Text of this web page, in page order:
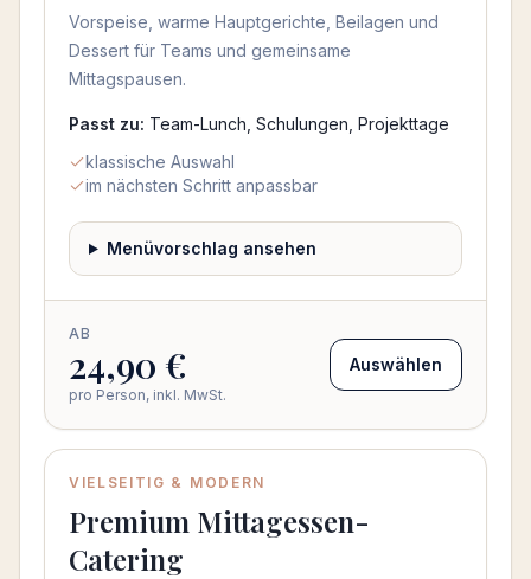
Vorspeise, warme Hauptgerichte, Beilagen und
Dessert für Teams und gemeinsame
Mittagspausen.
Passt zu: Team-Lunch, Schulungen, Projekttage
klassische Auswahl
im nächsten Schritt anpassbar
Menüvorschlag ansehen
AB
24,90 €
pro Person, inkl. MwSt.
Auswählen
Beliebt
VIELSEITIG & MODERN
Premium Mittagessen-
Catering